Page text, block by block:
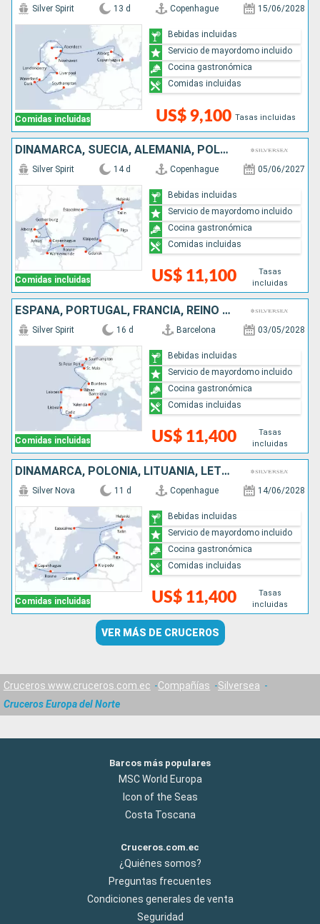
Comidas incluidas
Silver Spirit 13 d Copenhague 15/06/2028
US$ 9,100 Tasas incluidas
Bebidas incluidas
Servicio de mayordomo incluido
Cocina gastronómica
Comidas incluidas
DINAMARCA, SUECIA, ALEMANIA, POLONIA, LITUANIA, LETONIA, ESTONIA, FINLANDIA
Comidas incluidas
Silver Spirit 14 d Copenhague 05/06/2027
US$ 11,100
Tasas
incluidas
Bebidas incluidas
Servicio de mayordomo incluido
Cocina gastronómica
Comidas incluidas
ESPAÑA, PORTUGAL, FRANCIA, REINO UNIDO
Comidas incluidas
Silver Spirit 16 d Barcelona 03/05/2028
US$ 11,400
Tasas
incluidas
Bebidas incluidas
Servicio de mayordomo incluido
Cocina gastronómica
Comidas incluidas
DINAMARCA, POLONIA, LITUANIA, LETONIA, ESTONIA, FINLANDIA, SUECIA
Comidas incluidas
Silver Nova 11 d Copenhague 14/06/2028
US$ 11,400
Tasas
incluidas
Bebidas incluidas
Servicio de mayordomo incluido
Cocina gastronómica
Comidas incluidas
VER MÁS DE CRUCEROS
Cruceros www.cruceros.com.ec Compañías
Silversea
Cruceros Europa del Norte
Barcos más populares
MSC World Europa
Icon of the Seas
Costa Toscana
Cruceros.com.ec
¿Quiénes somos?
Preguntas frecuentes
Condiciones generales de venta
Seguridad